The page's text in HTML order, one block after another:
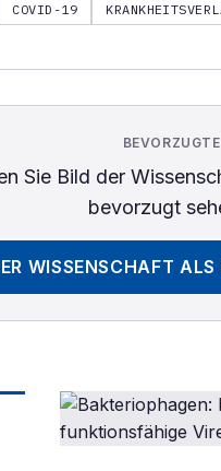
COVID-19
Sie Bild der
bevorzugt
WISSENSCHAFT ALS